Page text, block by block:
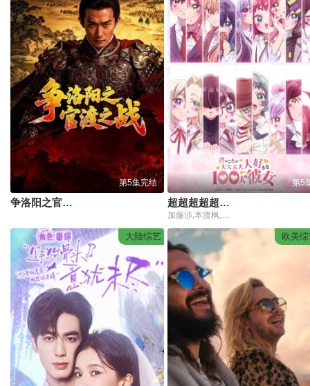
第5集完结
争洛阳之官渡之战
第5
超超超超超喜欢你的100个女朋友第三季
大陆综艺 欧美